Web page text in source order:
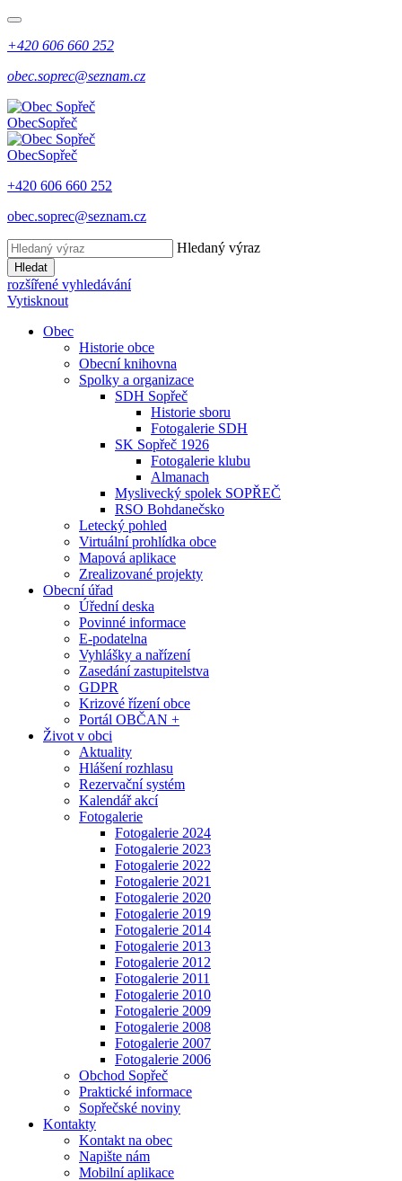
+420 606 660 252
obec.soprec@seznam.cz
ObecSopřeč
ObecSopřeč
+420 606 660 252
obec.soprec@seznam.cz
Hledaný výraz
Hledat
rozšířené vyhledávání
Vytisknout
Obec
Historie obce
Obecní knihovna
Spolky a organizace
SDH Sopřeč
Historie sboru
Fotogalerie SDH
SK Sopřeč 1926
Fotogalerie klubu
Almanach
Myslivecký spolek SOPŘEČ
RSO Bohdanečsko
Letecký pohled
Virtuální prohlídka obce
Mapová aplikace
Zrealizované projekty
Obecní úřad
Úřední deska
Povinné informace
E-podatelna
Vyhlášky a nařízení
Zasedání zastupitelstva
GDPR
Krizové řízení obce
Portál OBČAN +
Život v obci
Aktuality
Hlášení rozhlasu
Rezervační systém
Kalendář akcí
Fotogalerie
Fotogalerie 2024
Fotogalerie 2023
Fotogalerie 2022
Fotogalerie 2021
Fotogalerie 2020
Fotogalerie 2019
Fotogalerie 2014
Fotogalerie 2013
Fotogalerie 2012
Fotogalerie 2011
Fotogalerie 2010
Fotogalerie 2009
Fotogalerie 2008
Fotogalerie 2007
Fotogalerie 2006
Obchod Sopřeč
Praktické informace
Sopřečské noviny
Kontakty
Kontakt na obec
Napište nám
Mobilní aplikace